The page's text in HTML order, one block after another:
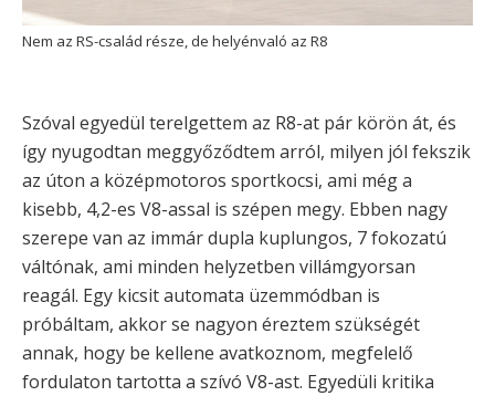
Nem az RS-család része, de helyénvaló az R8
Szóval egyedül terelgettem az R8-at pár körön át, és
így nyugodtan meggyőződtem arról, milyen jól fekszik
az úton a középmotoros sportkocsi, ami még a
kisebb, 4,2-es V8-assal is szépen megy. Ebben nagy
szerepe van az immár dupla kuplungos, 7 fokozatú
váltónak, ami minden helyzetben villámgyorsan
reagál. Egy kicsit automata üzemmódban is
próbáltam, akkor se nagyon éreztem szükségét
annak, hogy be kellene avatkoznom, megfelelő
fordulaton tartotta a szívó V8-ast. Egyedüli kritika